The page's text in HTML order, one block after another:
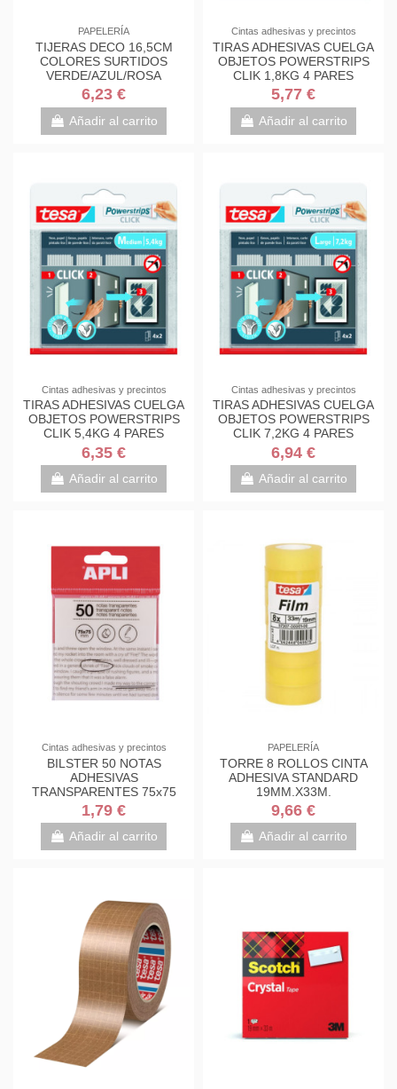
PAPELERÍA
TIJERAS DECO 16,5CM
COLORES SURTIDOS
VERDE/AZUL/ROSA
1561DS-M SCOTH
7000034004
6,23 €
Añadir al carrito
Cintas adhesivas y precintos
TIRAS ADHESIVAS CUELGA
OBJETOS POWERSTRIPS
CLIK 1,8KG 4 PARES
60X20MM "S" TESA...
5,77 €
Añadir al carrito
Cintas adhesivas y precintos
TIRAS ADHESIVAS CUELGA
OBJETOS POWERSTRIPS
CLIK 5,4KG 4 PARES
80x20MM "M" TESA...
6,35 €
Añadir al carrito
Cintas adhesivas y precintos
TIRAS ADHESIVAS CUELGA
OBJETOS POWERSTRIPS
CLIK 7,2KG 4 PARES
85X20MM "L" TESA...
6,94 €
Añadir al carrito
Cintas adhesivas y precintos
BILSTER 50 NOTAS
ADHESIVAS
TRANSPARENTES 75x75
APLI 19568
1,79 €
Añadir al carrito
PAPELERÍA
TORRE 8 ROLLOS CINTA
ADHESIVA STANDARD
19MM.X33M.
TRANSPARENTE TESA
57207-00001-01
9,66 €
Añadir al carrito